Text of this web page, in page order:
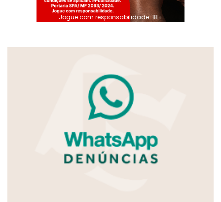
Jogue com responsabilidade. 18+